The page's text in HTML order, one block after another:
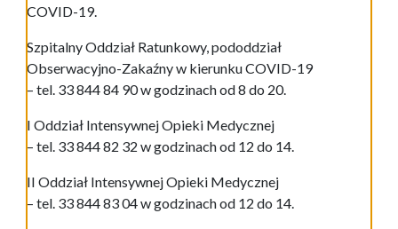
COVID-19.
Szpitalny Oddział Ratunkowy, pododdział
Obserwacyjno-Zakaźny w kierunku COVID-19
– tel. 33 844 84 90 w godzinach od 8 do 20.
I Oddział Intensywnej Opieki Medycznej
– tel. 33 844 82 32 w godzinach od 12 do 14.
II Oddział Intensywnej Opieki Medycznej
– tel. 33 844 83 04 w godzinach od 12 do 14.